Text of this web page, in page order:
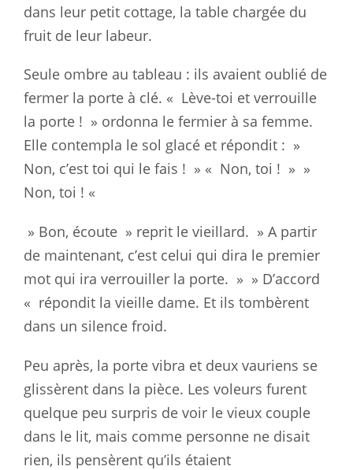
dans leur petit cottage, la table chargée du
fruit de leur labeur.
Seule ombre au tableau : ils avaient oublié de
fermer la porte à clé. « Lève-toi et verrouille
la porte ! » ordonna le fermier à sa femme.
Elle contempla le sol glacé et répondit : »
Non, c’est toi qui le fais ! » « Non, toi ! » »
Non, toi ! «
» Bon, écoute » reprit le vieillard. » A partir
de maintenant, c’est celui qui dira le premier
mot qui ira verrouiller la porte. » » D’accord
« répondit la vieille dame. Et ils tombèrent
dans un silence froid.
Peu après, la porte vibra et deux vauriens se
glissèrent dans la pièce. Les voleurs furent
quelque peu surpris de voir le vieux couple
dans le lit, mais comme personne ne disait
rien, ils pensèrent qu’ils étaient